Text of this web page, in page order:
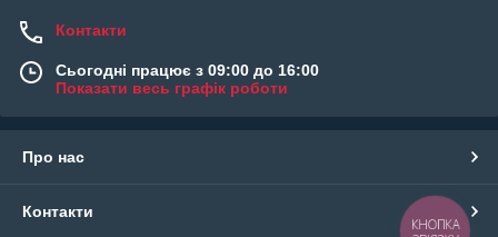
Контакти
Сьогодні працює з 09:00 до 16:00
Показати весь графік роботи
Про нас
Контакти
КНОПКА